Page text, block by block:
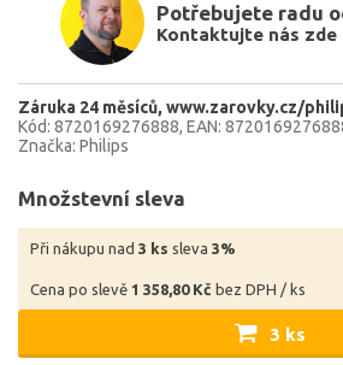
Potřebujete radu
Kontaktujte nás zde
Záruka 24 měsíců www.zarovky.cz/
Kód: 8720169276888 EAN:
Značka: Philips
Množstevní sleva
Při nákupu nad 3 ks sleva 3%
Cena po slevě 1 358,80 Kč bez DPH / ks
3 ks